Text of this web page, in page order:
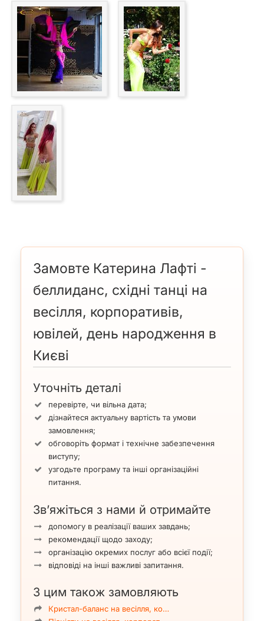
Замовте Катерина Лафті -
беллиданс, східні танці на
весілля, корпоративів,
ювілей, день народження в
Києві
Уточніть деталі
перевірте, чи вільна дата;
дізнайтеся актуальну вартість та умови
замовлення;
обговоріть формат і технічне забезпечення
виступу;
узгодьте програму та інші організаційні
питання.
Зв’яжіться з нами й отримайте
допомогу в реалізації ваших завдань;
рекомендації щодо заходу;
організацію окремих послуг або всієї події;
відповіді на інші важливі запитання.
З цим також замовляють
Кристал-баланс на весілля, ко…